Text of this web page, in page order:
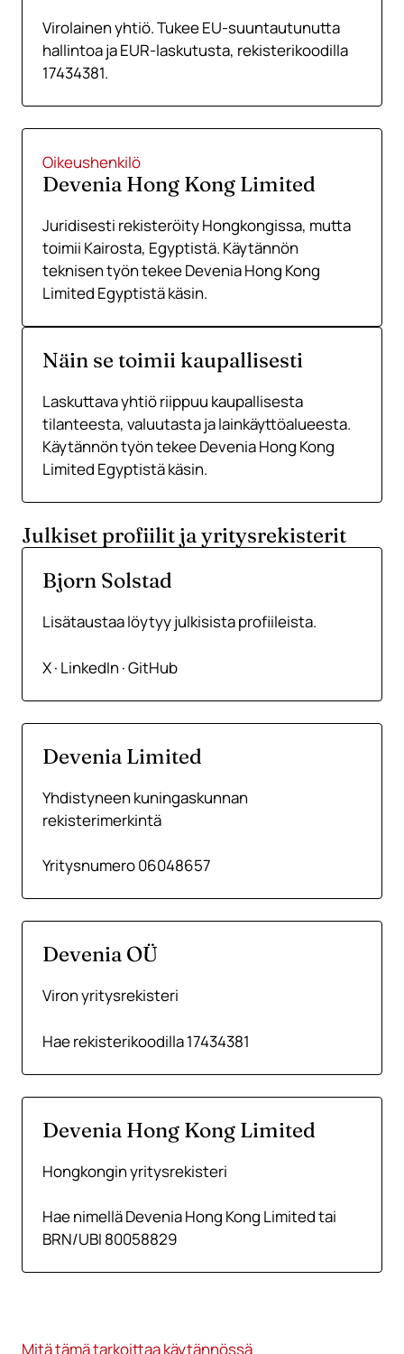
Virolainen yhtiö. Tukee EU-suuntautunutta
hallintoa ja EUR-laskutusta, rekisterikoodilla
17434381.
Oikeushenkilö
Devenia Hong Kong Limited
Juridisesti rekisteröity Hongkongissa, mutta
toimii Kairosta, Egyptistä. Käytännön
teknisen työn tekee Devenia Hong Kong
Limited Egyptistä käsin.
Näin se toimii kaupallisesti
Laskuttava yhtiö riippuu kaupallisesta
tilanteesta, valuutasta ja lainkäyttöalueesta.
Käytännön työn tekee Devenia Hong Kong
Limited Egyptistä käsin.
Julkiset profiilit ja yritysrekisterit
Bjorn Solstad
Lisätaustaa löytyy julkisista profiileista.
X· LinkedIn ·GitHub
Devenia Limited
Yhdistyneen kuningaskunnan
rekisterimerkintä
Yritysnumero 06048657
Devenia OÜ
Viron yritysrekisteri
Hae rekisterikoodilla 17434381
Devenia Hong Kong Limited
Hongkongin yritysrekisteri
Hae nimellä Devenia Hong Kong Limited tai
BRN/UBI 80058829
Mitä tämä tarkoittaa käytännössä